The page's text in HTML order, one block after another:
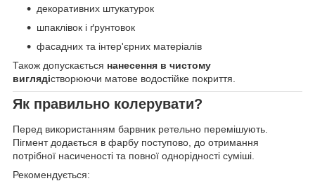
декоративних штукатурок
шпаклівок і ґрунтовок
фасадних та інтер'єрних матеріалів
Також допускається нанесення в чистому
виглядістворюючи матове водостійке покриття.
Як правильно колерувати?
Перед використанням барвник ретельно перемішують.
Пігмент додається в фарбу поступово, до отримання
потрібної насиченості та повної однорідності суміші.
Рекомендується: